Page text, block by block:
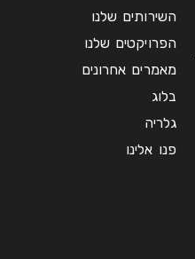
השירותים שלנו
הפרויקטים שלנו
מאמרים אחרונים
בלוג
גלריה
פנו אלינו